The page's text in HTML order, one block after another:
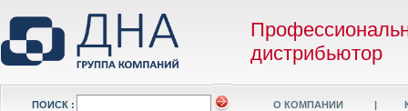
дистрибьютор
ПОИСК : О КОМПАНИИ |